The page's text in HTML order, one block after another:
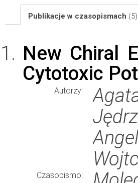
Publikacje w czasopismach (5)
New Chiral
Cytotoxic
Autorzy:
Czasopismo: